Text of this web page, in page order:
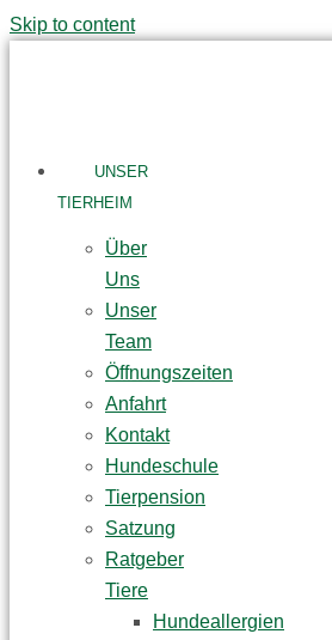
Skip to content
UNSER
TIERHEIM
Über
Uns
Unser
Team
Öffnungszeiten
Anfahrt
Kontakt
Hundeschule
Tierpension
Satzung
Ratgeber
Tiere
Hundeallergien